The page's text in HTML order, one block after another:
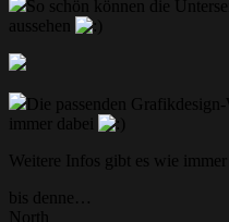
So schön können die
aussehen
Die passenden
immer dabei
Weitere Infos gibt es wie immer
bis denne…
North